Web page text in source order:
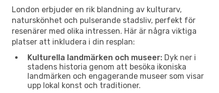
London erbjuder en rik blandning av kulturarv,
naturskönhet och pulserande stadsliv, perfekt för
resenärer med olika intressen. Här är några viktiga
platser att inkludera i din resplan:
Kulturella landmärken och museer: Dyk ner i
stadens historia genom att besöka ikoniska
landmärken och engagerande museer som visar
upp lokal konst och traditioner.